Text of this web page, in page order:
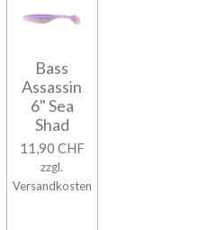
Bass
Assassin
6" Sea
Shad
11,90 CHF
zzgl.
Versandkosten